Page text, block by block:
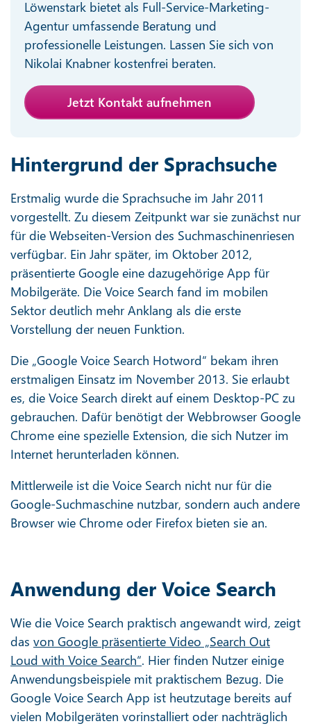
Löwenstark bietet als Full-Service-Marketing-
Agentur umfassende Beratung und
professionelle Leistungen. Lassen Sie sich von
Nikolai Knabner kostenfrei beraten.
Jetzt Kontakt aufnehmen
Hintergrund der Sprachsuche
Erstmalig wurde die Sprachsuche im Jahr 2011
vorgestellt. Zu diesem Zeitpunkt war sie zunächst nur
für die Webseiten-Version des Suchmaschinenriesen
verfügbar. Ein Jahr später, im Oktober 2012,
präsentierte Google eine dazugehörige App für
Mobilgeräte. Die Voice Search fand im mobilen
Sektor deutlich mehr Anklang als die erste
Vorstellung der neuen Funktion.
Die „Google Voice Search Hotword“ bekam ihren
erstmaligen Einsatz im November 2013. Sie erlaubt
es, die Voice Search direkt auf einem Desktop-PC zu
gebrauchen. Dafür benötigt der Webbrowser Google
Chrome eine spezielle Extension, die sich Nutzer im
Internet herunterladen können.
Mittlerweile ist die Voice Search nicht nur für die
Google-Suchmaschine nutzbar, sondern auch andere
Browser wie Chrome oder Firefox bieten sie an.
Anwendung der Voice Search
Wie die Voice Search praktisch angewandt wird, zeigt
das von Google präsentierte Video „Search Out
Loud with Voice Search“. Hier finden Nutzer einige
Anwendungsbeispiele mit praktischem Bezug. Die
Google Voice Search App ist heutzutage bereits auf
vielen Mobilgeräten vorinstalliert oder nachträglich